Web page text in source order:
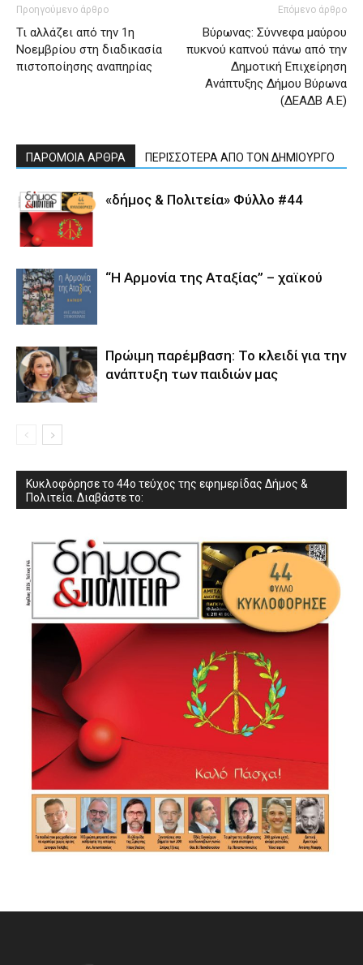
Προηγούμενο άρθρο
Τι αλλάζει από την 1η
Νοεμβρίου στη διαδικασία
πιστοποίησης αναπηρίας
Επόμενο άρθρο
Βύρωνας: Σύννεφα μαύρου
πυκνού καπνού πάνω από την
Δημοτική Επιχείρηση
Ανάπτυξης Δήμου Βύρωνα
(ΔΕΑΔΒ Α.Ε)
ΠΑΡΟΜΟΙΑ ΑΡΘΡΑ ΠΕΡΙΣΣΟΤΕΡΑ ΑΠΟ ΤΟΝ ΔΗΜΙΟΥΡΓΟ
«δήμος & Πολιτεία» Φύλλο #44
“Η Αρμονία της Αταξίας” – χαϊκού
Πρώιμη παρέμβαση: Το κλειδί για την
ανάπτυξη των παιδιών µας
Κυκλοφόρησε το 44ο τεύχος της εφημερίδας Δήμος &
Πολιτεία. Διαβάστε το: